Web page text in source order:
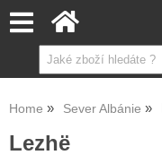
Home Sever Albánie
Lezhë